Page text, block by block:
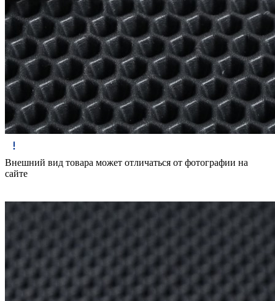
Внешний вид товара может отличаться от фотографии на
сайте